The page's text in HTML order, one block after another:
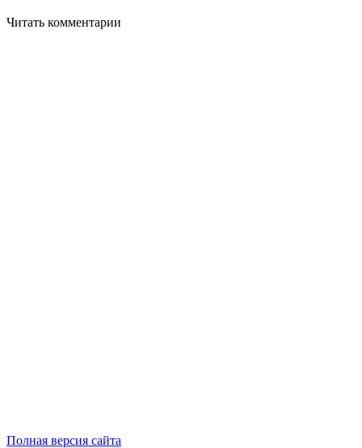
Читать комментарии
Полная версия сайта